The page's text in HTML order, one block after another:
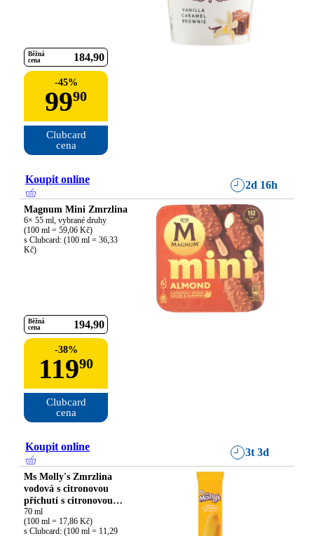
Běžná
cena
184 90
-45%
9990
Clubcard
cena
Koupit online 2d 16h
Magnum Mini Zmrzlina
6× 55 ml, vybrané druhy
(100 ml = 59,06 Kč)
s Clubcard: (100 ml = 36,33
Kč)
Běžná
cena
194 90
-38%
11990
Clubcard
cena
Koupit online 3t 3d
Ms Molly's Zmrzlina
vodová s citronovou
příchutí s citronovou
náplní**
70 ml
(100 ml = 17,86 Kč)
s Clubcard: (100 ml = 11,29